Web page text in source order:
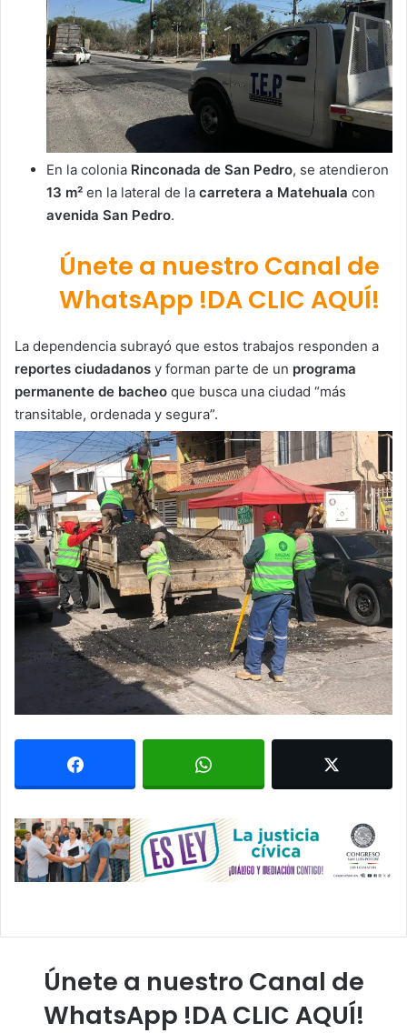
En la colonia Rinconada de San Pedro, se atendieron
13 m² en la lateral de la carretera a Matehuala con
avenida San Pedro.
Únete a nuestro Canal de
WhatsApp !DA CLIC AQUÍ!
La dependencia subrayó que estos trabajos responden a
reportes ciudadanos y forman parte de un programa
permanente de bacheo que busca una ciudad “más
transitable, ordenada y segura”.
Únete a nuestro Canal de
WhatsApp !DA CLIC AQUÍ!